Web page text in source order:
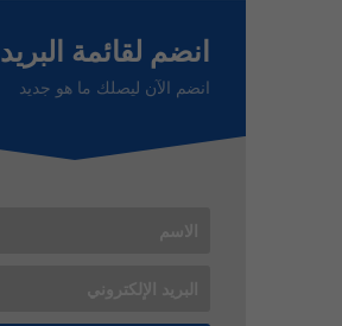
انضم لقائمة البريد
انضم الآن ليصلك ما هو جديد